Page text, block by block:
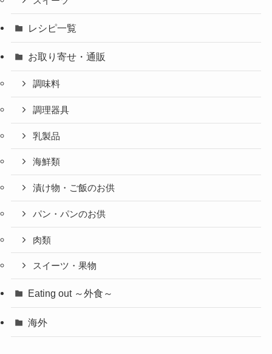
レシピ一覧
お取り寄せ・通販
調味料
調理器具
乳製品
海鮮類
漬け物・ご飯のお供
パン・パンのお供
肉類
スイーツ・果物
Eating out ～外食～
海外